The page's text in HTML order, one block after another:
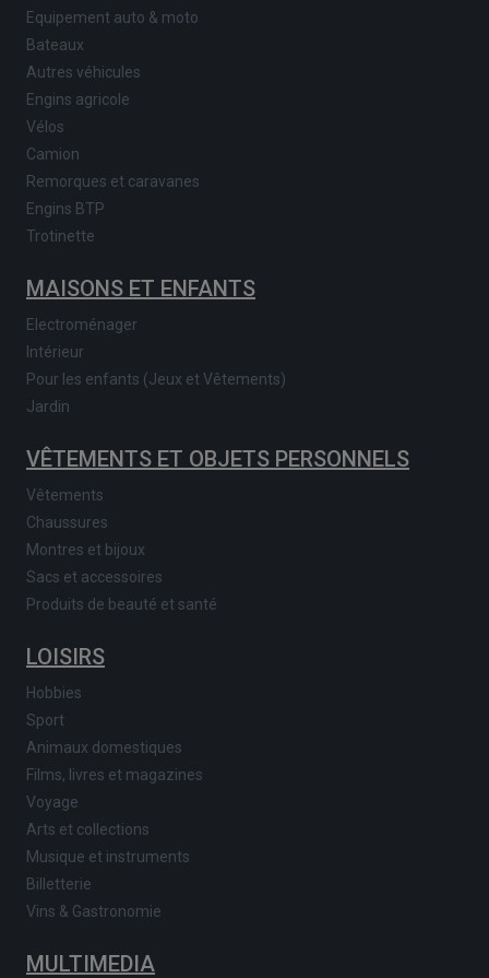
Equipement auto & moto
Bateaux
Autres véhicules
Engins agricole
Vélos
Camion
Remorques et caravanes
Engins BTP
Trotinette
MAISONS ET ENFANTS
Electroménager
Intérieur
Pour les enfants (Jeux et Vêtements)
Jardin
VÊTEMENTS ET OBJETS PERSONNELS
Vêtements
Chaussures
Montres et bijoux
Sacs et accessoires
Produits de beauté et santé
LOISIRS
Hobbies
Sport
Animaux domestiques
Films, livres et magazines
Voyage
Arts et collections
Musique et instruments
Billetterie
Vins & Gastronomie
MULTIMEDIA